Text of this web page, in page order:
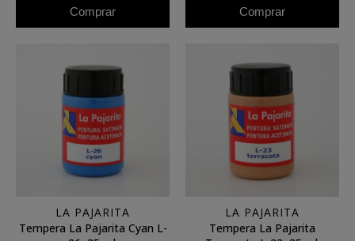
Comprar Comprar
LA PAJARITA
Tempera La Pajarita Cyan L-
LA PAJARITA
Tempera La Pajarita